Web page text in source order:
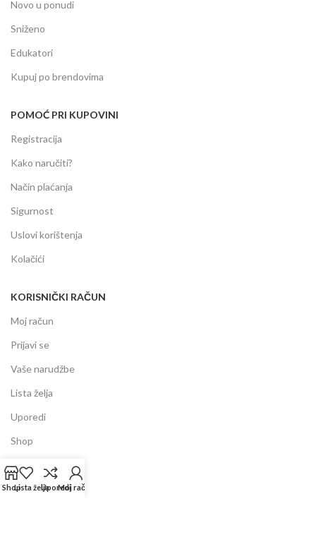
Novo u ponudi
Sniženo
Edukatori
Kupuj po brendovima
POMOĆ PRI KUPOVINI
Registracija
Kako naručiti?
Način plaćanja
Sigurnost
Uslovi korištenja
Kolačići
KORISNIČKI RAČUN
Moj račun
Prijavi se
Vaše narudžbe
Lista želja
Uporedi
Shop
INFORMACIJE
ShopLista željaUporediMoj račun